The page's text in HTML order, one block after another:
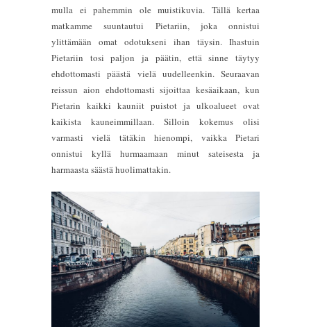
mulla ei pahemmin ole muistikuvia. Tällä kertaa
matkamme suuntautui Pietariin, joka onnistui
ylittämään omat odotukseni ihan täysin. Ihastuin
Pietariin tosi paljon ja päätin, että sinne täytyy
ehdottomasti päästä vielä uudelleenkin. Seuraavan
reissun aion ehdottomasti sijoittaa kesäaikaan, kun
Pietarin kaikki kauniit puistot ja ulkoalueet ovat
kaikista kauneimmillaan. Silloin kokemus olisi
varmasti vielä tätäkin hienompi, vaikka Pietari
onnistui kyllä hurmaamaan minut sateisesta ja
harmaasta säästä huolimattakin.